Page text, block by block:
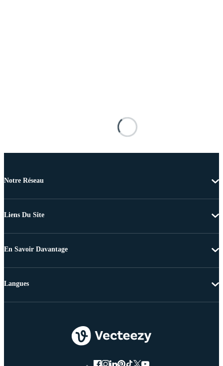
Notre Réseau
Liens Du Site
En Savoir Davantage
Langues